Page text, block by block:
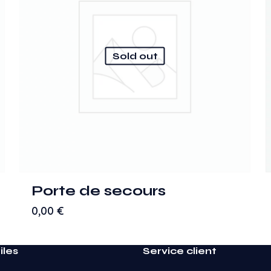
Sold out
Porte de secours
0,00€
Service client